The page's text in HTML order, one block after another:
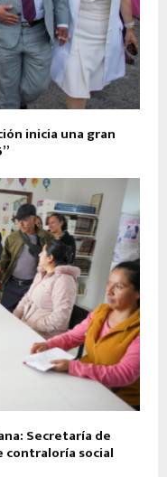
inicia una gran
Secretaría de
contraloría social